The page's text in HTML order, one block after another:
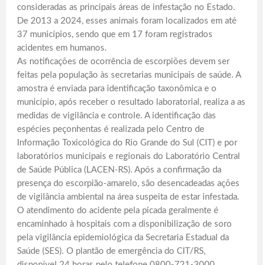
consideradas as principais áreas de infestação no Estado.
De 2013 a 2024, esses animais foram localizados em até
37 municípios, sendo que em 17 foram registrados
acidentes em humanos.
As notificações de ocorrência de escorpiões devem ser
feitas pela população às secretarias municipais de saúde. A
amostra é enviada para identificação taxonômica e o
município, após receber o resultado laboratorial, realiza a as
medidas de vigilância e controle. A identificação das
espécies peçonhentas é realizada pelo Centro de
Informação Toxicológica do Rio Grande do Sul (CIT) e por
laboratórios municipais e regionais do Laboratório Central
de Saúde Pública (LACEN-RS). Após a confirmação da
presença do escorpião-amarelo, são desencadeadas ações
de vigilância ambiental na área suspeita de estar infestada.
O atendimento do acidente pela picada geralmente é
encaminhado à hospitais com a disponibilização de soro
pela vigilância epidemiológica da Secretaria Estadual da
Saúde (SES). O plantão de emergência do CIT/RS,